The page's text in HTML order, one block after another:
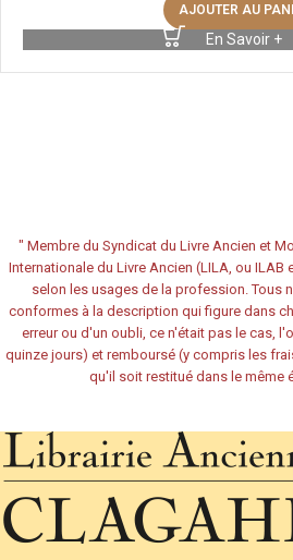
AJOUTER AU
En Savoir +
" Membre du Syndicat du Livre Ancien et
Internationale du Livre Ancien (LILA, ou
selon les usages de la profession. Tous
conformes à la description qui figure dans
erreur ou d'un oubli, ce n'était pas le cas,
quinze jours) et remboursé (y compris les
qu'il soit restitué dans le même